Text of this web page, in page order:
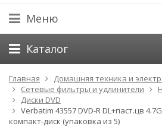
Меню
Каталог
Главная
Домашняя техника и
Сетевые фильтры и удлинители
Диски DVD
Verbatim 43557 DVD-R DL+паст.цв
компакт-диск (упаковка из 5)